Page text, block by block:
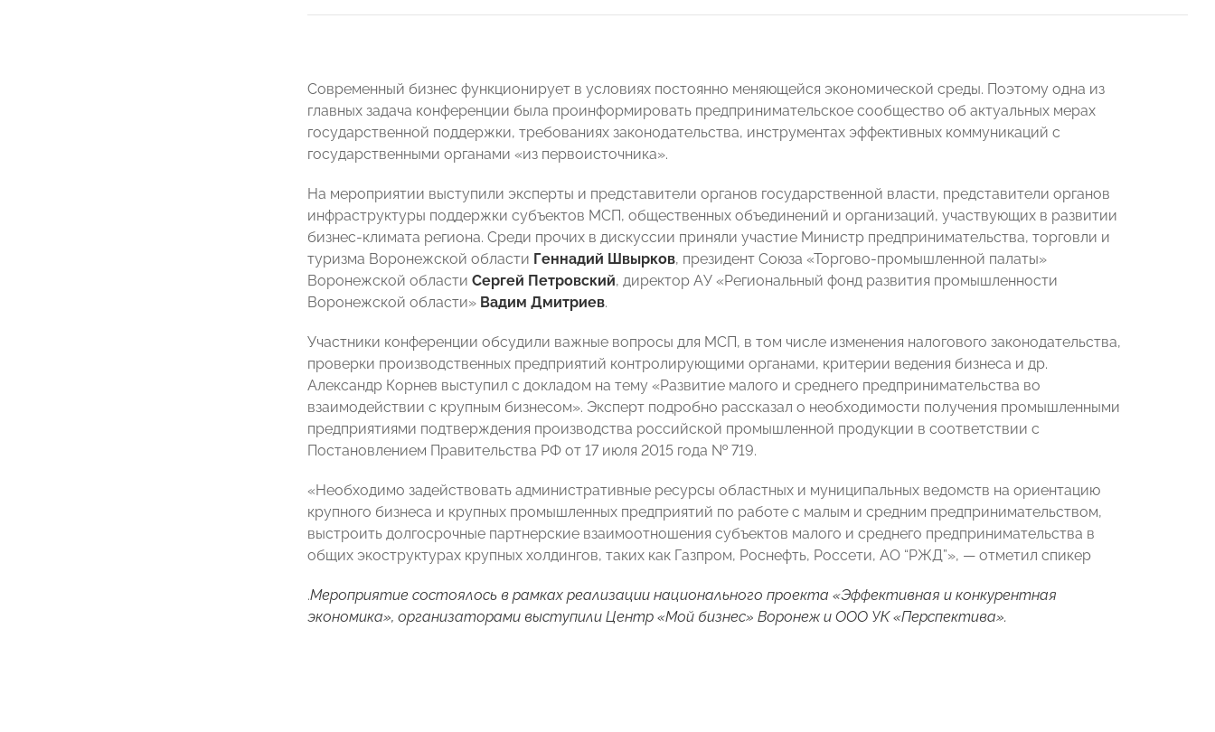
Современный бизнес функционирует в условиях постоянно меняющейся экономической среды. Поэтому одна из
главных задача конференции была проинформировать предпринимательское сообщество об актуальных мерах
государственной поддержки, требованиях законодательства, инструментах эффективных коммуникаций с
государственными органами «из первоисточника».
На мероприятии выступили эксперты и представители органов государственной власти, представители органов
инфраструктуры поддержки субъектов МСП, общественных объединений и организаций, участвующих в развитии
бизнес-климата региона. Среди прочих в дискуссии приняли участие Министр предпринимательства, торговли и
туризма Воронежской области Геннадий Швырков, президент Союза «Торгово-промышленной палаты»
Воронежской области Сергей Петровский, директор АУ «Региональный фонд развития промышленности
Воронежской области» Вадим Дмитриев.
Участники конференции обсудили важные вопросы для МСП, в том числе изменения налогового законодательства,
проверки производственных предприятий контролирующими органами, критерии ведения бизнеса и др.
Александр Корнев выступил с докладом на тему «Развитие малого и среднего предпринимательства во
взаимодействии с крупным бизнесом». Эксперт подробно рассказал о необходимости получения промышленными
предприятиями подтверждения производства российской промышленной продукции в соответствии с
Постановлением Правительства РФ от 17 июля 2015 года № 719.
«Необходимо задействовать административные ресурсы областных и муниципальных ведомств на ориентацию
крупного бизнеса и крупных промышленных предприятий по работе с малым и средним предпринимательством,
выстроить долгосрочные партнерские взаимоотношения субъектов малого и среднего предпринимательства в
общих экоструктурах крупных холдингов, таких как Газпром, Роснефть, Россети, АО “РЖД”», — отметил спикер
.Мероприятие состоялось в рамках реализации национального проекта «Эффективная и конкурентная
экономика», организаторами выступили Центр «Мой бизнес» Воронеж и ООО УК «Перспектива».